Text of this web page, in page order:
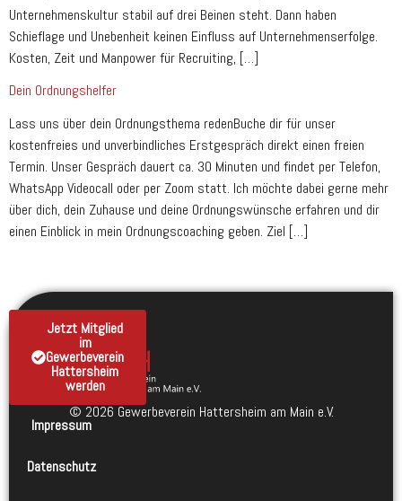
Unternehmenskultur stabil auf drei Beinen steht. Dann haben
Schieflage und Unebenheit keinen Einfluss auf Unternehmenserfolge.
Kosten, Zeit und Manpower für Recruiting, […]
Dein Ordnungshelfer
Lass uns über dein Ordnungsthema redenBuche dir für unser
kostenfreies und unverbindliches Erstgespräch direkt einen freien
Termin. Unser Gespräch dauert ca. 30 Minuten und findet per Telefon,
WhatsApp Videocall oder per Zoom statt. Ich möchte dabei gerne mehr
über dich, dein Zuhause und deine Ordnungswünsche erfahren und dir
einen Einblick in mein Ordnungscoaching geben. Ziel […]
© 2026 Gewerbeverein Hattersheim am Main e.V.
Jetzt Mitglied
im
Gewerbeverein
Hattersheim
werden
Impressum
Datenschutz